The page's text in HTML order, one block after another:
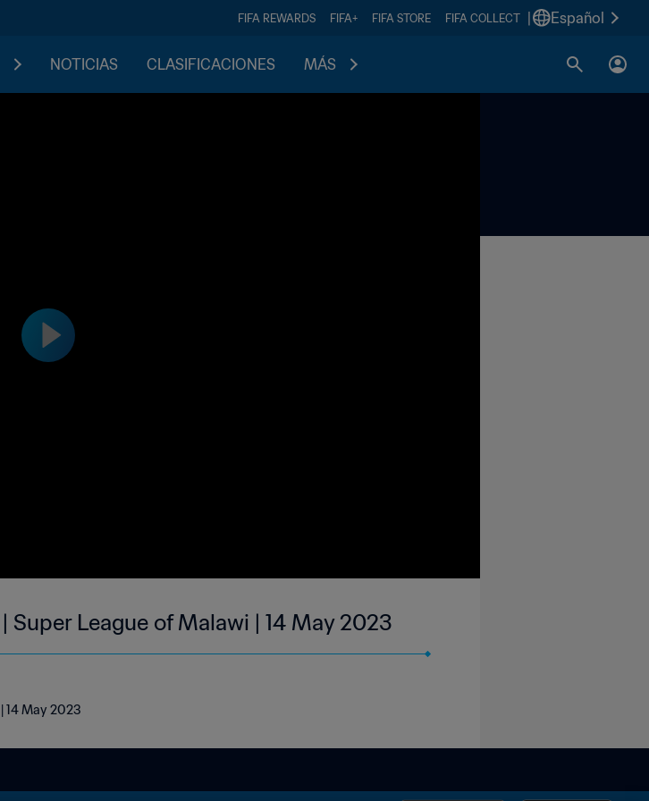
FIFA REWARDS FIFA+ FIFA STORE FIFA COLLECT Español
NOTICIAS CLASIFICACIONES MÁS
Super League of Malawi | 14 May 2023
14 May 2023